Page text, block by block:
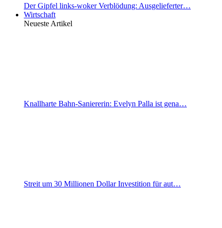
Der Gipfel links-woker Verblödung: Ausgelieferter…
Wirtschaft
Neueste Artikel
Knallharte Bahn-Saniererin: Evelyn Palla ist gena…
Streit um 30 Millionen Dollar Investition für aut…